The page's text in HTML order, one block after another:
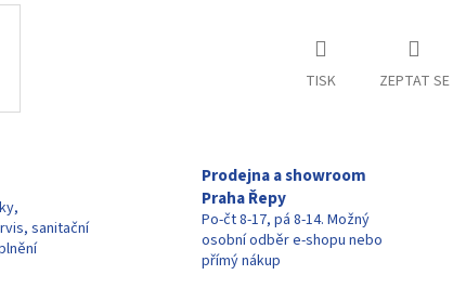
TISK ZEPTAT SE
sanitační
Prodejna a showroom
Praha Řepy
Po-čt 8-17, pá 8-14. Možný
osobní odběr e-shopu nebo
přímý nákup